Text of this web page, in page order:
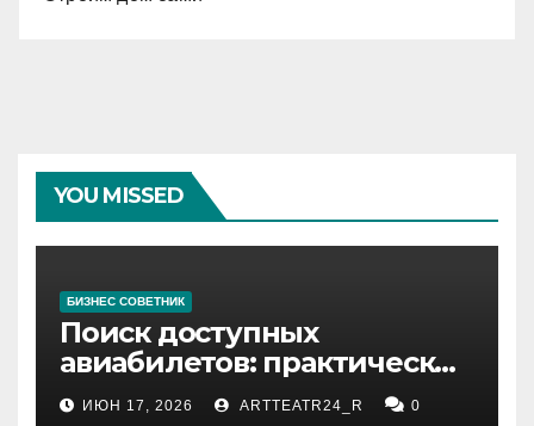
YOU MISSED
БИЗНЕС СОВЕТНИК
Поиск доступных
авиабилетов: практические
рекомендации
ИЮН 17, 2026 ARTTEATR24_R 0